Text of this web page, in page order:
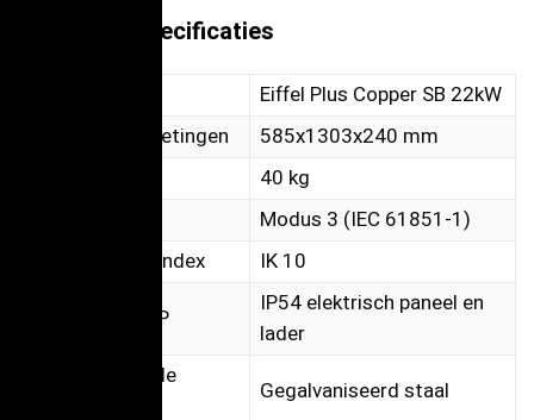
Algemene specificaties
Eiffel Plus Copper SB 22kW
Algemene afmetingen
585x1303x240 mm
40 kg
Modus 3 (IEC 61851-1)
Beschermingsindex
IK 10
Bescherming IP
IP54 elektrisch paneel en
lader
Materiaal van de
Gegalvaniseerd staal